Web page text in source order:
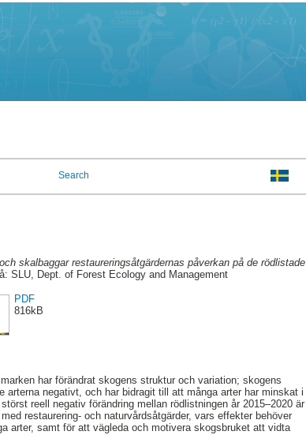
Search
skalbaggar restaureringsåtgärdernas påverkan på de rödlistade
SLU, Dept. of Forest Ecology and Management
PDF
816kB
har förändrat skogens struktur och variation; skogens
negativt, och har bidragit till att många arter har minskat i
reell negativ förändring mellan rödlistningen år 2015–2020 är
restaurering- och naturvårdsåtgärder, vars effekter behöver
arter, samt för att vägleda och motivera skogsbruket att vidta